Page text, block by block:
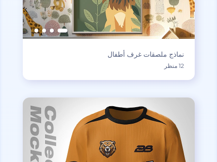
نماذج ملصقات غرف أطفال
12 منظر